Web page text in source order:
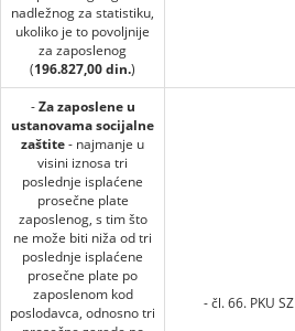
nadležnog za statistiku,
ukoliko je to povoljnije
za zaposlenog
(196.827,00 din.)
-Za zaposlene u
ustanovama socijalne
zaštite- najmanje u
visini iznosa tri
poslednje isplaćene
prosečne plate
zaposlenog, s tim što
ne može biti niža od tri
poslednje isplaćene
prosečne plate po
zaposlenom kod
poslodavca, odnosno tri
- čl. 66. PKU SZ